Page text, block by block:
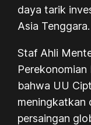
daya tarik
Asia Tenggara.
Staf Ahli
Perekonomian
bahwa UU
meningkatkan
persaingan